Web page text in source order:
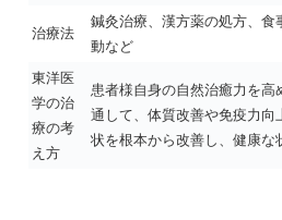
治療法
鍼灸治療、漢方薬の処方、食
動など
東洋医
学の治
療の考
え方
患者様自身の自然治癒力を高
通して、体質改善や免疫力向
状を根本から改善し、健康な